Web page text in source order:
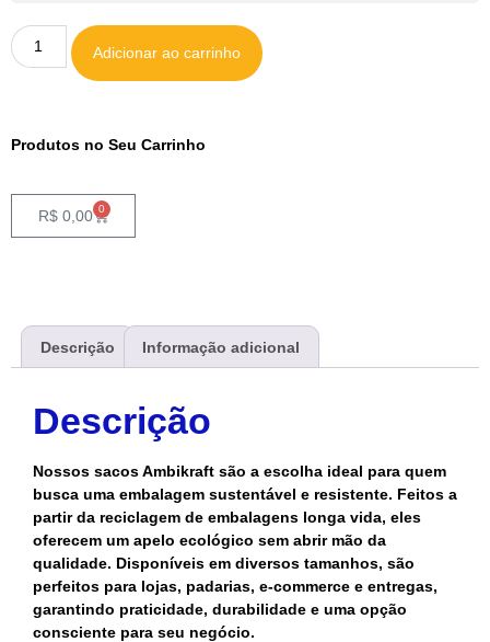
Adicionar ao carrinho
Produtos no Seu Carrinho
R$ 0,00 0
Descrição Informação adicional
Descrição
Nossos sacos Ambikraft são a escolha ideal para quem
busca uma embalagem sustentável e resistente. Feitos a
partir da reciclagem de embalagens longa vida, eles
oferecem um apelo ecológico sem abrir mão da
qualidade. Disponíveis em diversos tamanhos, são
perfeitos para lojas, padarias, e-commerce e entregas,
garantindo praticidade, durabilidade e uma opção
consciente para seu negócio.